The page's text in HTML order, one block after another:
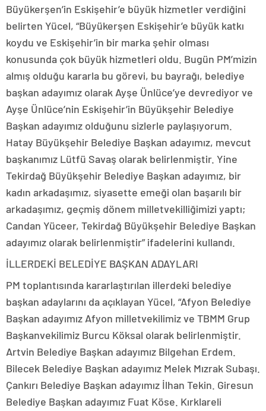
Büyükerşen’in Eskişehir’e büyük hizmetler verdiğini
belirten Yücel, “Büyükerşen Eskişehir’e büyük katkı
koydu ve Eskişehir’in bir marka şehir olması
konusunda çok büyük hizmetleri oldu. Bugün PM’mizin
almış olduğu kararla bu görevi, bu bayrağı, belediye
başkan adayımız olarak Ayşe Ünlüce’ye devrediyor ve
Ayşe Ünlüce’nin Eskişehir’in Büyükşehir Belediye
Başkan adayımız olduğunu sizlerle paylaşıyorum.
Hatay Büyükşehir Belediye Başkan adayımız, mevcut
başkanımız Lütfü Savaş olarak belirlenmiştir. Yine
Tekirdağ Büyükşehir Belediye Başkan adayımız, bir
kadın arkadaşımız, siyasette emeği olan başarılı bir
arkadaşımız, geçmiş dönem milletvekilliğimizi yaptı;
Candan Yüceer, Tekirdağ Büyükşehir Belediye Başkan
adayımız olarak belirlenmiştir” ifadelerini kullandı.
İLLERDEKİ BELEDİYE BAŞKAN ADAYLARI
PM toplantısında kararlaştırılan illerdeki belediye
başkan adaylarını da açıklayan Yücel, “Afyon Belediye
Başkan adayımız Afyon milletvekilimiz ve TBMM Grup
Başkanvekilimiz Burcu Köksal olarak belirlenmiştir.
Artvin Belediye Başkan adayımız Bilgehan Erdem.
Bilecek Belediye Başkan adayımız Melek Mızrak Subaşı.
Çankırı Belediye Başkan adayımız İlhan Tekin. Giresun
Belediye Başkan adayımız Fuat Köse. Kırklareli